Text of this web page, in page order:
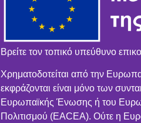
Βρείτε τον τοπικό υπεύθυνο
Χρηματοδοτείται από την
εκφράζονται είναι μόνο των
Ευρωπαϊκής Ένωσης ή του
Πολιτισμού (EACEA). Ούτε η